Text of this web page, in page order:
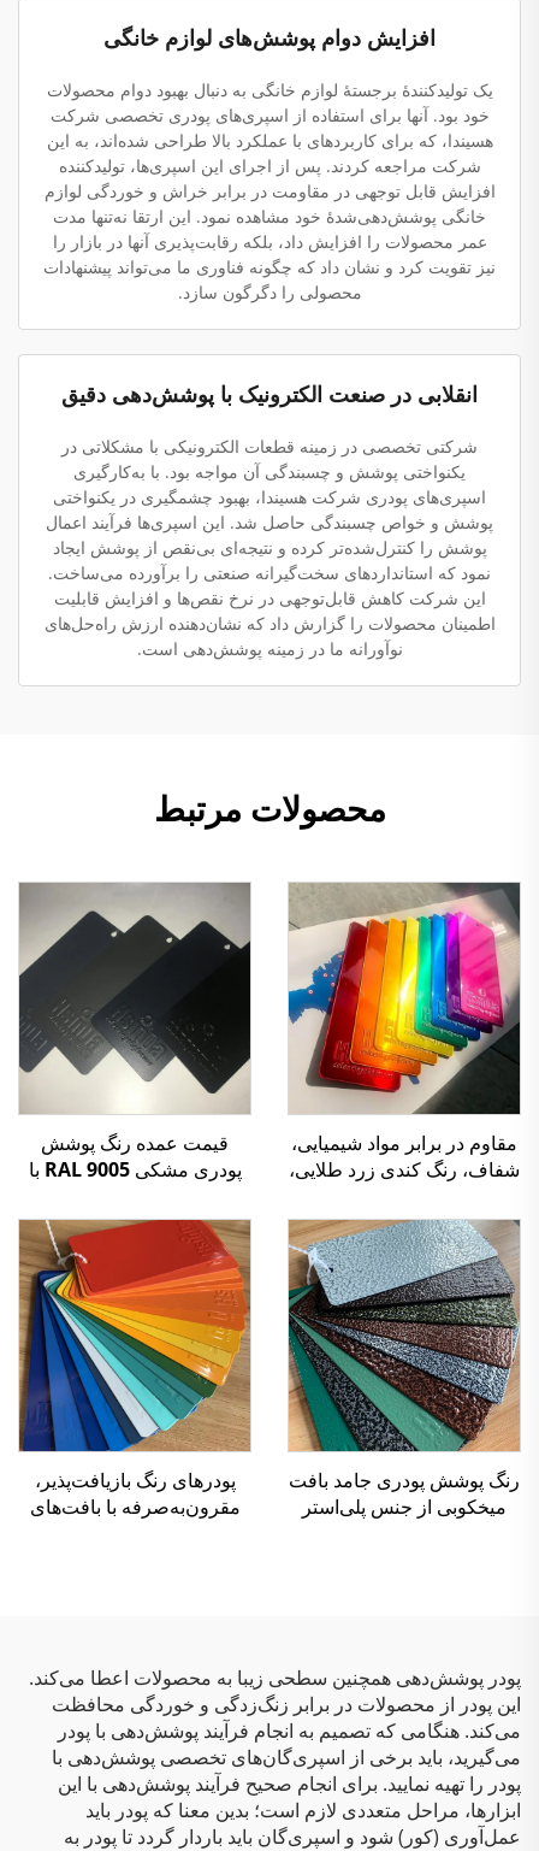
افزایش دوام پوشش‌های لوازم خانگی
یک تولیدکنندهٔ برجستهٔ لوازم خانگی به دنبال بهبود دوام محصولات
خود بود. آنها برای استفاده از اسپری‌های پودری تخصصی شرکت
هسیندا، که برای کاربردهای با عملکرد بالا طراحی شده‌اند، به این
شرکت مراجعه کردند. پس از اجرای این اسپری‌ها، تولیدکننده
افزایش قابل توجهی در مقاومت در برابر خراش و خوردگی لوازم
خانگی پوشش‌دهی‌شدهٔ خود مشاهده نمود. این ارتقا نه‌تنها مدت
عمر محصولات را افزایش داد، بلکه رقابت‌پذیری آنها در بازار را
نیز تقویت کرد و نشان داد که چگونه فناوری ما می‌تواند پیشنهادات
محصولی را دگرگون سازد.
انقلابی در صنعت الکترونیک با پوشش‌دهی دقیق
شرکتی تخصصی در زمینه قطعات الکترونیکی با مشکلاتی در
یکنواختی پوشش و چسبندگی آن مواجه بود. با به‌کارگیری
اسپری‌های پودری شرکت هسیندا، بهبود چشمگیری در یکنواختی
پوشش و خواص چسبندگی حاصل شد. این اسپری‌ها فرآیند اعمال
پوشش را کنترل‌شده‌تر کرده و نتیجه‌ای بی‌نقص از پوشش ایجاد
نمود که استانداردهای سخت‌گیرانه صنعتی را برآورده می‌ساخت.
این شرکت کاهش قابل‌توجهی در نرخ نقص‌ها و افزایش قابلیت
اطمینان محصولات را گزارش داد که نشان‌دهنده ارزش راه‌حل‌های
نوآورانه ما در زمینه پوشش‌دهی است.
محصولات مرتبط
مقاوم در برابر مواد شیمیایی،
شفاف، رنگ کندی زرد طلایی،
پلی‌استر، تولیدکننده در چین
قیمت عمده رنگ پوشش
پودری مشکی RAL 9005 با
مقاوم
رنگ پوشش پودری جامد بافت
میخکوبی از جنس پلی‌استر
پودرهای رنگ بازیافت‌پذیر،
مقرون‌به‌صرفه با بافت‌های
پودر پوشش‌دهی همچنین سطحی زیبا به محصولات اعطا می‌کند.
این پودر از محصولات در برابر زنگ‌زدگی و خوردگی محافظت
می‌کند. هنگامی که تصمیم به انجام فرآیند پوشش‌دهی با پودر
می‌گیرید، باید برخی از اسپری‌گان‌های تخصصی پوشش‌دهی با
پودر را تهیه نمایید. برای انجام صحیح فرآیند پوشش‌دهی با این
ابزارها، مراحل متعددی لازم است؛ بدین معنا که پودر باید
عمل‌آوری (کور) شود و اسپری‌گان باید باردار گردد تا پودر به